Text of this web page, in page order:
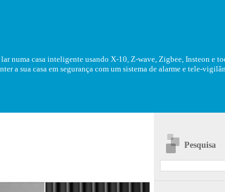
numa casa inteligente usando X-10, Z-wave, Zigbee, Insteon e
a sua casa em segurança com um sistema de alarme e tele-
Pesquisa